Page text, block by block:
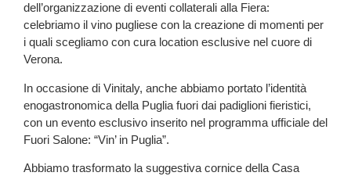
dell’organizzazione di eventi collaterali alla Fiera:
celebriamo il vino pugliese con la creazione di momenti per
i quali scegliamo con cura location esclusive nel cuore di
Verona.
In occasione di Vinitaly, anche abbiamo portato l’identità
enogastronomica della Puglia fuori dai padiglioni fieristici,
con un evento esclusivo inserito nel programma ufficiale del
Fuori Salone: “Vin’ in Puglia”.
Abbiamo trasformato la suggestiva cornice della Casa